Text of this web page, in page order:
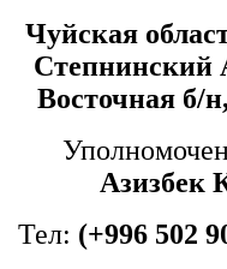
Чуйская
Степнинский
Восточная б/
Азизбек
Тел: (+996 502